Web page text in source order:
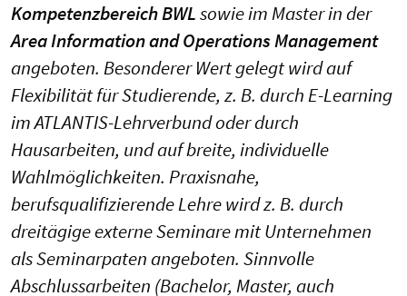
Kompetenzbereich BWLsowie im Master in der
Area Information and Operations Management
angeboten. Besonderer Wert gelegt wird auf
Flexibilität für Studierende, z. B. durch E-Learning
im ATLANTIS-Lehrverbund oder durch
Hausarbeiten, und auf breite, individuelle
Wahlmöglichkeiten. Praxisnahe,
berufsqualifizierende Lehre wird z. B. durch
dreitägige externe Seminare mit Unternehmen
als Seminarpaten angeboten. Sinnvolle
Abschlussarbeiten (Bachelor, Master, auch